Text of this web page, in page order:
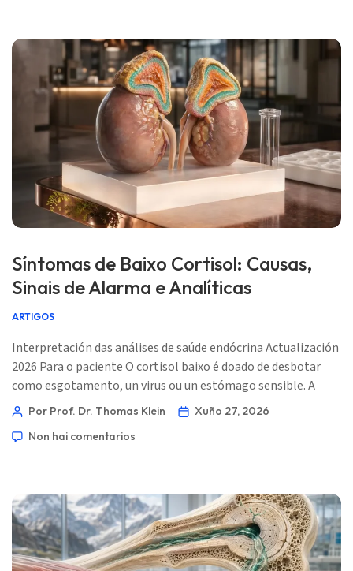
Síntomas de Baixo Cortisol: Causas,
Sinais de Alarma e Analíticas
ARTIGOS
Interpretación das análises de saúde endócrina Actualización
2026 Para o paciente O cortisol baixo é doado de desbotar
como esgotamento, un virus ou un estómago sensible. A
pista está no patrón: o momento, a exposición a esteroides,
durante a enfermidade. 📖 ~11 minutos 📅 27 de xuño de
Por Prof. Dr. Thomas Klein
Xuño 27, 2026
Non hai comentarios